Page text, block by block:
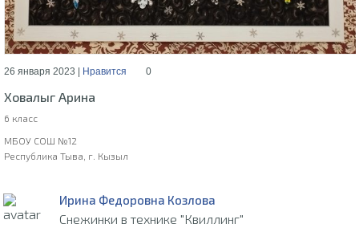
26 января 2023 | Нравится 0
Ховалыг Арина
6 класс
МБОУ СОШ №12
Республика Тыва, г. Кызыл
Ирина Федоровна Козлова
Снежинки в технике "Квиллинг"